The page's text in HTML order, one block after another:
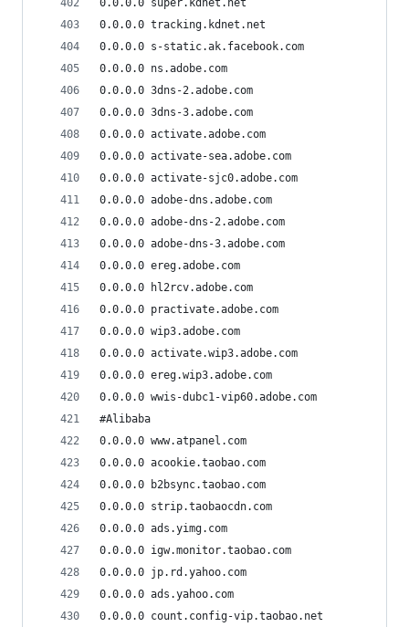
0.0.0.0 super.kdnet.net
0.0.0.0 tracking.kdnet.net
0.0.0.0 s-static.ak.facebook.com
0.0.0.0 ns.adobe.com
0.0.0.0 3dns-2.adobe.com
0.0.0.0 3dns-3.adobe.com
0.0.0.0 activate.adobe.com
0.0.0.0 activate-sea.adobe.com
0.0.0.0 activate-sjc0.adobe.com
0.0.0.0 adobe-dns.adobe.com
0.0.0.0 adobe-dns-2.adobe.com
0.0.0.0 adobe-dns-3.adobe.com
0.0.0.0 ereg.adobe.com
0.0.0.0 hl2rcv.adobe.com
0.0.0.0 practivate.adobe.com
0.0.0.0 wip3.adobe.com
0.0.0.0 activate.wip3.adobe.com
0.0.0.0 ereg.wip3.adobe.com
0.0.0.0 wwis-dubc1-vip60.adobe.com
#Alibaba
0.0.0.0 www.atpanel.com
0.0.0.0 acookie.taobao.com
0.0.0.0 b2bsync.taobao.com
0.0.0.0 strip.taobaocdn.com
0.0.0.0 ads.yimg.com
0.0.0.0 igw.monitor.taobao.com
0.0.0.0 jp.rd.yahoo.com
0.0.0.0 ads.yahoo.com
0.0.0.0 count.config-vip.taobao.net